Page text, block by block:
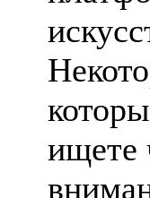
ищете